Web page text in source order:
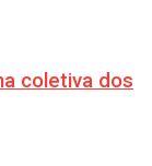
coletiva dos